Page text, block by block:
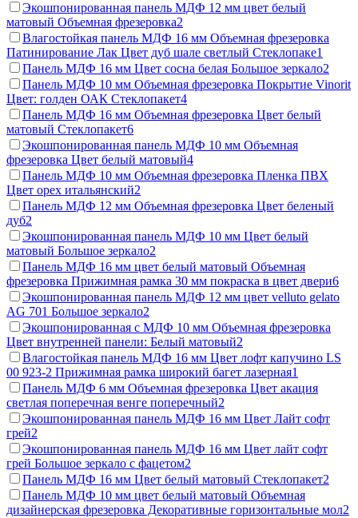
Экошпонированная панель МДФ 12 мм цвет белый
матовый Объемная фрезеровка2
Влагостойкая панель МДФ 16 мм Объемная фрезеровка
Патинирование Лак Цвет дуб шале светлый Стеклопаке1
Панель МДФ 16 мм Цвет сосна белая Большое зеркало2
Панель МДФ 10 мм Объемная фрезеровка Покрытие Vinorit
Цвет: голден ОАК Стеклопакет4
Панель МДФ 16 мм Объемная фрезеровка Цвет белый
матовый Стеклопакет6
Экошпонированная панель МДФ 10 мм Объемная
фрезеровка Цвет белый матовый4
Панель МДФ 10 мм Объемная фрезеровка Пленка ПВХ
Цвет орех итальянский2
Панель МДФ 12 мм Объемная фрезеровка Цвет беленый
дуб2
Экошпонированная панель МДФ 10 мм Цвет белый
матовый Большое зеркало2
Панель МДФ 16 мм цвет белый матовый Объемная
фрезеровка Прижимная рамка 30 мм покраска в цвет двери6
Экошпонированная панель МДФ 12 мм цвет velluto gelato
AG 701 Большое зеркало2
Экошпонированная с МДФ 10 мм Объемная фрезеровка
Цвет внутренней панели: Белый матовый2
Влагостойкая панель МДФ 16 мм Цвет лофт капучино LS
00 923-2 Прижимная рамка широкий багет лазерная1
Панель МДФ 6 мм Объемная фрезеровка Цвет акация
светлая поперечная венге поперечный2
Экошпонированная панель МДФ 16 мм Цвет Лайт софт
грей2
Экошпонированная панель МДФ 16 мм Цвет лайт софт
грей Большое зеркало с фацетом2
Панель МДФ 16 мм Цвет белый матовый Стеклопакет2
Панель МДФ 10 мм цвет белый матовый Объемная
дизайнерская фрезеровка Декоративные горизонтальные мол2